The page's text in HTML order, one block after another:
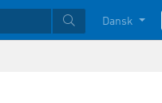
Dansk